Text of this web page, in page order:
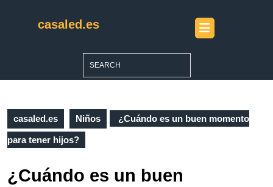
casaled.es
Open
Button
casaled.es Niños ¿Cuándo es un buen momento
para tener hijos?
¿Cuándo es un buen